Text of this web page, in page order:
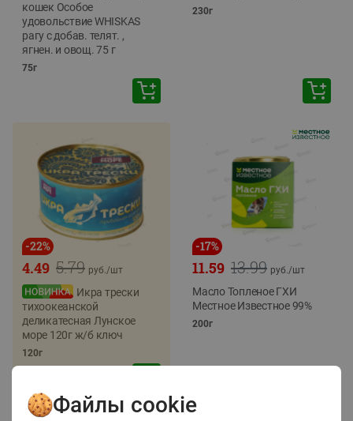
кошек Особое
удовольствие WHISKAS
рагу с добав. телят. ,
ягнен. и овощ. 75 г
75г
230г
-22%
5.79
4.49 руб./шт
Икра трески
тихоокеанской
деликатесная Лунское
море 120г ж/б ключ
120г
-17%
13.99
11.59 руб./шт
Масло Топленое ГХИ
Местное Известное 99%
200г
Файлы cookie